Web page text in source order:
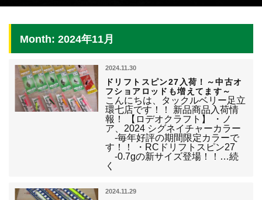
Month: 2024年11月
2024.11.30
ドリフトスピン27入荷！～中古オ
フショアロッドも増えてます～
こんにちは、タックルベリー足立
環七店です！！ 新品商品入荷情
報！ 【ロデオクラフト】 ・ノ
ア、2024 シグネイチャーカラー
-毎年好評の期間限定カラーで
す！！ ・RCドリフトスピン27
-0.7gの新サイズ登場！！…続
く
2024.11.29